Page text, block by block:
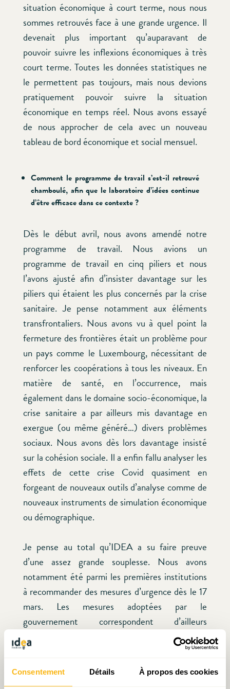
Consentement Détails À propos des cookies
situation économique à court terme, nous nous
sommes retrouvés face à une grande urgence. Il
devenait plus important qu’auparavant de
pouvoir suivre les inflexions économiques à très
court terme. Toutes les données statistiques ne
le permettent pas toujours, mais nous devions
pratiquement pouvoir suivre la situation
économique en temps réel. Nous avons essayé
de nous approcher de cela avec un nouveau
tableau de bord économique et social mensuel.
Comment le programme de travail s’est-il retrouvé
chamboulé, afin que le laboratoire d’idées continue
d’être efficace dans ce contexte ?
Dès le début avril, nous avons amendé notre
programme de travail. Nous avions un
programme de travail en cinq piliers et nous
l’avons ajusté afin d’insister davantage sur les
piliers qui étaient les plus concernés par la crise
sanitaire. Je pense notamment aux éléments
transfrontaliers. Nous avons vu à quel point la
fermeture des frontières était un problème pour
un pays comme le Luxembourg, nécessitant de
renforcer les coopérations à tous les niveaux. En
matière de santé, en l’occurrence, mais
également dans le domaine socio-économique, la
crise sanitaire a par ailleurs mis davantage en
exergue (ou même généré…) divers problèmes
sociaux. Nous avons dès lors davantage insisté
sur la cohésion sociale. Il a enfin fallu analyser les
effets de cette crise Covid quasiment en
forgeant de nouveaux outils d’analyse comme de
nouveaux instruments de simulation économique
ou démographique.
Je pense au total qu’IDEA a su faire preuve
d’une assez grande souplesse. Nous avons
notamment été parmi les premières institutions
à recommander des mesures d’urgence dès le 17
mars. Les mesures adoptées par le
gouvernement correspondent d’ailleurs
fréquemment à nos recommandations initiales.
Nous avons aussi été parmi les premières
institutions à oser faire des projections
macroéconomiques et de finances publiques.